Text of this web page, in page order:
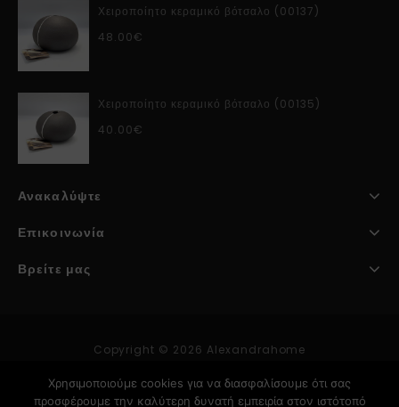
Χειροποίητο κεραμικό βότσαλο (00137)
48.00€
Χειροποίητο κεραμικό βότσαλο (00135)
40.00€
Ανακαλύψτε
Επικοινωνία
Βρείτε μας
Copyright © 2026 Alexandrahome
Χρησιμοποιούμε cookies για να διασφαλίσουμε ότι σας
προσφέρουμε την καλύτερη δυνατή εμπειρία στον ιστότοπό